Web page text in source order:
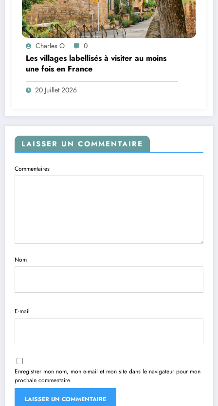
Charles O 0
Les villages labellisés à visiter au moins
une fois en France
20 Juillet 2026
LAISSER UN COMMENTAIRE
Commentaires
Nom
E-mail
Enregistrer mon nom, mon e-mail et mon site dans le navigateur pour mon
prochain commentaire.